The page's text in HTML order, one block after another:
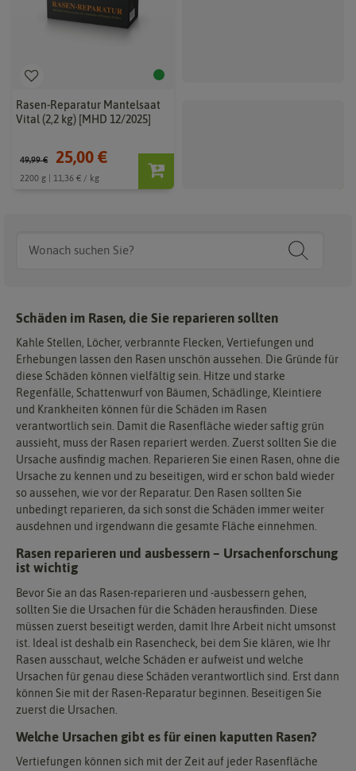
Rasen-Reparatur Mantelsaat
Vital (2,2 kg) [MHD 12/2025]
49,99 € 25,00 €
2200 g | 11,36 € / kg
Schäden im Rasen, die Sie reparieren sollten
Kahle Stellen, Löcher, verbrannte Flecken, Vertiefungen und
Erhebungen lassen den Rasen unschön aussehen. Die Gründe für
diese Schäden können vielfältig sein. Hitze und starke
Regenfälle, Schattenwurf von Bäumen, Schädlinge, Kleintiere
und Krankheiten können für die Schäden im Rasen
verantwortlich sein. Damit die Rasenfläche wieder saftig grün
aussieht, muss der Rasen repariert werden. Zuerst sollten Sie die
Ursache ausfindig machen. Reparieren Sie einen Rasen, ohne die
Ursache zu kennen und zu beseitigen, wird er schon bald wieder
so aussehen, wie vor der Reparatur. Den Rasen sollten Sie
unbedingt reparieren, da sich sonst die Schäden immer weiter
ausdehnen und irgendwann die gesamte Fläche einnehmen.
Rasen reparieren und ausbessern – Ursachenforschung
ist wichtig
Bevor Sie an das Rasen-reparieren und -ausbessern gehen,
sollten Sie die Ursachen für die Schäden herausfinden. Diese
müssen zuerst beseitigt werden, damit Ihre Arbeit nicht umsonst
ist. Ideal ist deshalb ein Rasencheck, bei dem Sie klären, wie Ihr
Rasen ausschaut, welche Schäden er aufweist und welche
Ursachen für genau diese Schäden verantwortlich sind. Erst dann
können Sie mit der Rasen-Reparatur beginnen. Beseitigen Sie
zuerst die Ursachen.
Welche Ursachen gibt es für einen kaputten Rasen?
Vertiefungen können sich mit der Zeit auf jeder Rasenfläche